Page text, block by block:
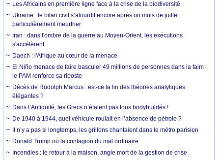
Les Africains en première ligne face à la crise de la biodiversité
Ukraine : le bilan civil s’alourdit encore après un mois de juillet
particulièrement meurtrier
Iran : dans l'ombre de la guerre au Moyen-Orient, les exécutions
s'accélèrent
Daech : l'Afrique au cœur de la menace
El Niño menace de faire basculer 49 millions de personnes dans la faim :
le PAM renforce sa riposte
Décès de Rudolph Marcus : est-ce la fin des théories analytiques
élégantes ?
Dans l’Antiquité, les Grecs n’étaient pas tous bodybuildés !
De 1940 à 1944, quel véhicule roulait en l’absence de pétrole ?
Il n’y a pas si longtemps, les grillons chantaient dans le métro parisien
Donald Trump ou la contagion du mal ordinaire
Incendies : le retour à la maison, angle mort de la gestion de crise